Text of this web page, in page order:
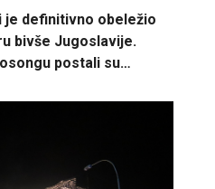
je definitivno obeležio
bivše Jugoslavije.
postali su…